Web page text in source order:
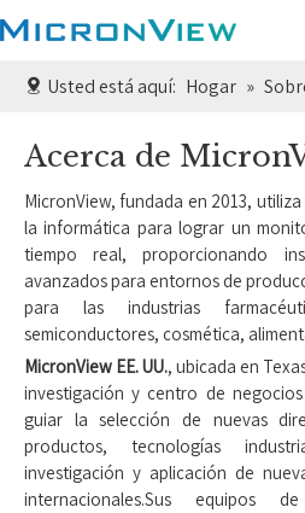
Usted está aquí: Hogar »
Acerca de
MicronView, fundada en 2013,
la informática para lograr un
tiempo real, proporcionando
avanzados para entornos de
para las industrias
semiconductores, cosmética,
MicronView EE. UU., ubicada en
investigación y centro de
guiar la selección de nuevas
productos, tecnologías
investigación y aplicación de
internacionales.Sus equipos